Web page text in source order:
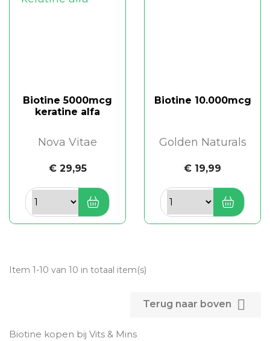
Biotine 5000mcg
keratine alfa
Nova Vitae
€ 29,95
Biotine 10.000mcg
Golden Naturals
€ 19,99
Item 1-10 van 10 in totaal item(s)
Terug naar boven 
Biotine kopen bij Vits & Mins